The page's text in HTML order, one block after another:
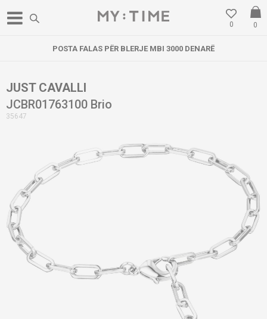
0
0
POSTA FALAS PËR BLERJE MBI 3000 DENARË
JUST CAVALLI
JCBR01763100 Brio
35647